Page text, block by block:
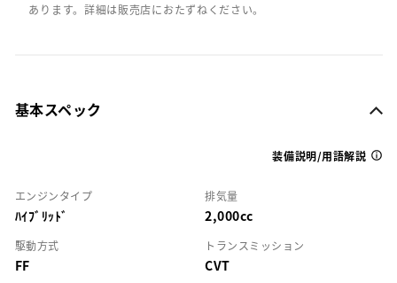
あります。詳細は販売店におたずねください。
基本スペック
装備説明/用語解説
エンジンタイプ
ﾊｲﾌﾞﾘｯﾄﾞ
排気量
2,000cc
駆動方式
FF
トランスミッション
CVT